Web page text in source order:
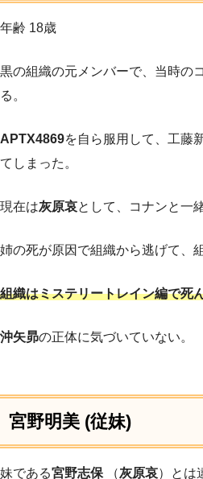
年齢 18歳
黒の組織の元メンバーで、当時の
る。
APTX4869を自ら服用して、工藤
てしまった。
現在は灰原哀として、コナンと一
姉の死が原因で組織から逃げて、
組織はミステリートレイン編で死
沖矢昴の正体に気づいていない。
宮野明美 (従妹)
妹である宮野志保 （灰原哀）とは